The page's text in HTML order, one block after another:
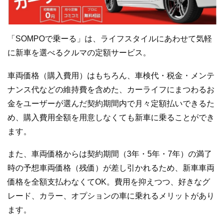
「SOMPOで乗ーる」は、ライフスタイルにあわせて気軽
に新車を選べるクルマの定額サービス。
車両価格（購入費用）はもちろん、車検代・税金・メンテ
ナンス代などの維持費を含めた、カーライフにまつわるお
金をユーザーが選んだ契約期間内で月々定額払いできるた
め、購入費用全額を用意しなくても新車に乗ることができ
ます。
また、車両価格からは契約期間（3年・5年・7年）の満了
時の予想車両価格（残価）が差し引かれるため、新車車両
価格を全額支払わなくてOK。費用を抑えつつ、好きなグ
レード、カラー、オプションの車に乗れるメリットがあり
ます。